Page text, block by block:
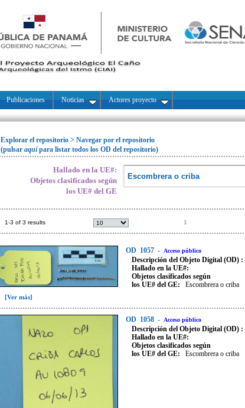
Publicaciones Noticias Actores proyecto
Explorar el repositorio > Navegar por el repositorio
(pulsar aquípara listar todos los OD del repositorio)
Hallado en la UE#:
Objetos clasificados según
los UE# del GE
1-3 of 3 results 1
OD 1057 - Acceso público
Descripción del Objeto Digital (OD) :
Hallado en la UE#:
Objetos clasificados según
los UE# del GE:
Escombrera o criba
[Ver más]
OD 1058 - Acceso público
Descripción del Objeto Digital (OD) :
Hallado en la UE#:
Objetos clasificados según
los UE# del GE:
Escombrera o criba